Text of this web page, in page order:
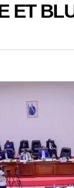
ET